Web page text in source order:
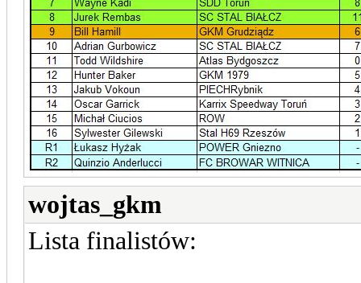
wojtas_gkm
Lista finalistów: